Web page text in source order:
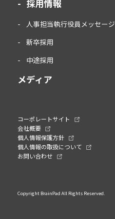
採用情報
人事担当執行役員メッセージ
新卒採用
中途採用
メディア
コーポレートサイト
会社概要
個人情報保護方針
個人情報の取扱について
お問い合わせ
Copyright BrainPad All Rights Reserved.